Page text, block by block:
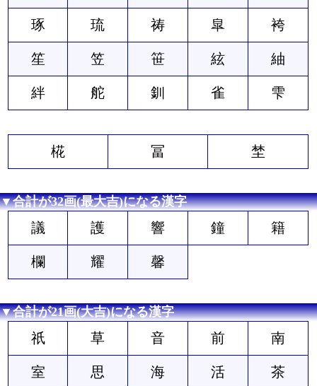
琢 琉 祷 皐 袴
笙 笠 笹 絃 紬
絆 舵 釧 雀 雫
椛 冨 埜
▼合計が32画(最大吉)になる漢字
議 護 響 鐘 籍
欄 耀 馨
▼合計が21画(大吉)になる漢字
祇 草 音 前 南
室 思 海 活 茶